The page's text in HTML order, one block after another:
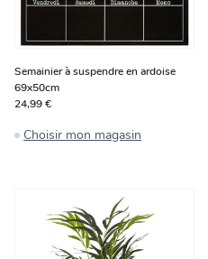
Semainier à suspendre en ardoise
69x50cm
24,99 €
Choisir mon magasin